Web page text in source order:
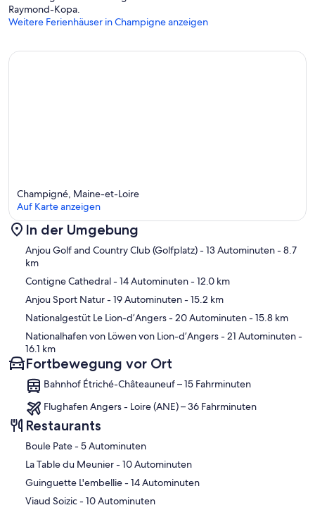
Raymond-Kopa.
Weitere Ferienhäuser in Champigne anzeigen
Karte
Champigné, Maine-et-Loire
Auf Karte anzeigen
In der Umgebung
Anjou Golf and Country Club (Golfplatz)- 13 Autominuten- 8.7
km
Contigne Cathedral- 14 Autominuten- 12.0 km
Anjou Sport Natur- 19 Autominuten- 15.2 km
Nationalgestüt Le Lion-d’Angers- 20 Autominuten- 15.8 km
Nationalhafen von Löwen von Lion-d’Angers- 21 Autominuten-
16.1 km
Fortbewegung vor Ort
Bahnhof Étriché-Châteauneuf – 15 Fahrminuten
Flughafen Angers - Loire (ANE) – 36 Fahrminuten
Restaurants
‪Boule Pate - ‬5 Autominuten
‪La Table du Meunier - ‬10 Autominuten
‪Guinguette L'embellie - ‬14 Autominuten
‪Viaud Soizic - ‬10 Autominuten